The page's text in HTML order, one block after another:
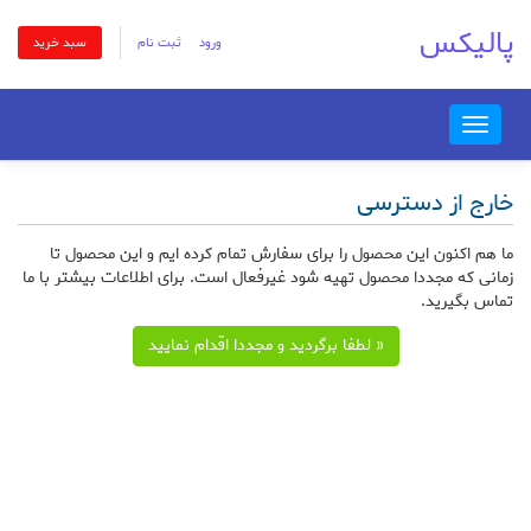
ورود ثبت نام سبد خرید پالیکس
Toggle
navigation
خارج از دسترسی
ما هم اکنون این محصول را برای سفارش تمام کرده ایم و این محصول تا
زمانی که مجددا محصول تهیه شود غیرفعال است. برای اطلاعات بیشتر با ما
تماس بگیرید.
« لطفا برگردید و مجددا اقدام نمایید